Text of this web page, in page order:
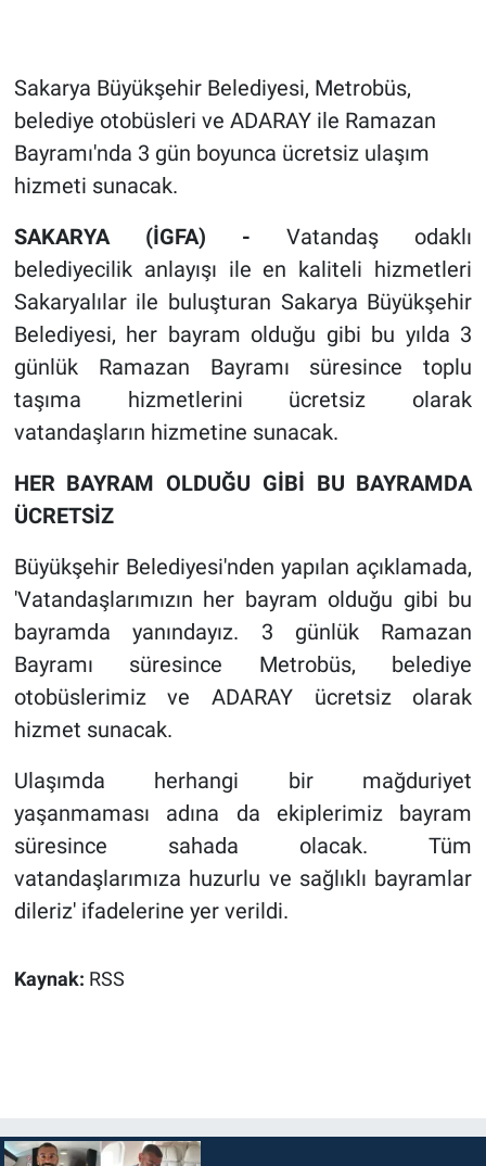
Sakarya Büyükşehir Belediyesi, Metrobüs,
belediye otobüsleri ve ADARAY ile Ramazan
Bayramı'nda 3 gün boyunca ücretsiz ulaşım
hizmeti sunacak.
SAKARYA (İGFA) -Vatandaş odaklı
belediyecilik anlayışı ile en kaliteli hizmetleri
Sakaryalılar ile buluşturan Sakarya Büyükşehir
Belediyesi, her bayram olduğu gibi bu yılda 3
günlük Ramazan Bayramı süresince toplu
taşıma hizmetlerini ücretsiz olarak
vatandaşların hizmetine sunacak.
HER BAYRAM OLDUĞU GİBİ BU BAYRAMDA
ÜCRETSİZ
Büyükşehir Belediyesi'nden yapılan açıklamada,
'Vatandaşlarımızın her bayram olduğu gibi bu
bayramda yanındayız. 3 günlük Ramazan
Bayramı süresince Metrobüs, belediye
otobüslerimiz ve ADARAY ücretsiz olarak
hizmet sunacak.
Ulaşımda herhangi bir mağduriyet
yaşanmaması adına da ekiplerimiz bayram
süresince sahada olacak. Tüm
vatandaşlarımıza huzurlu ve sağlıklı bayramlar
dileriz' ifadelerine yer verildi.
Kaynak: RSS